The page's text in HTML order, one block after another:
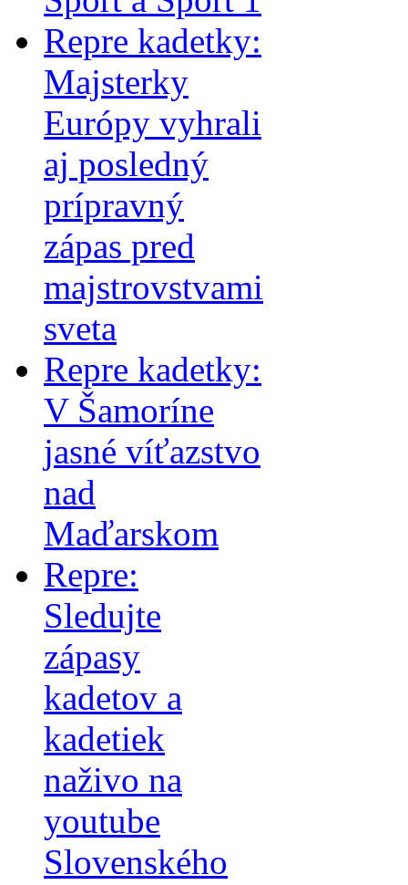
Repre kadetky:
Majsterky
Európy vyhrali
aj posledný
prípravný
zápas pred
majstrovstvami
sveta
Repre kadetky:
V Šamoríne
jasné víťazstvo
nad
Maďarskom
Repre:
Sledujte
zápasy
kadetov a
kadetiek
naživo na
youtube
Slovenského